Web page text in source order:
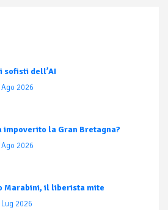
sofisti dell’AI
Ago 2026
impoverito la Gran Bretagna?
Ago 2026
Marabini, il liberista mite
2026